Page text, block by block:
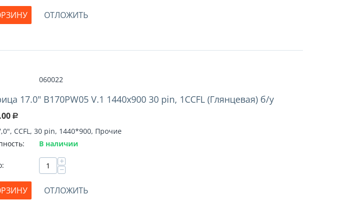
ОТЛОЖИТЬ
060022
17.0" B170PW05 V.1 1440x900 30 pin, 1CCFL (Глянцевая) б/у
Р
CCFL, 30 pin, 1440*900, Прочие
В наличии
+
−
ОТЛОЖИТЬ